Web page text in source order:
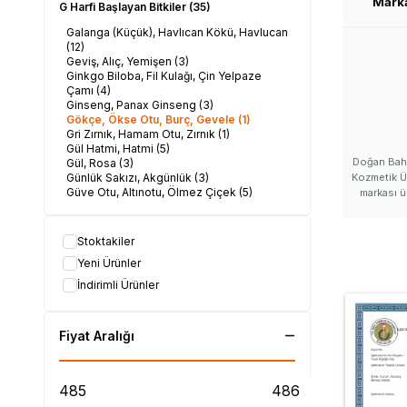
G Harfi Başlayan Bitkiler (35)
Galanga (Küçük), Havlıcan Kökü, Havlucan
(12)
Geviş, Alıç, Yemişen (3)
Ginkgo Biloba, Fil Kulağı, Çin Yelpaze
Çamı (4)
Ginseng, Panax Ginseng (3)
Gökçe, Ökse Otu, Burç, Gevele (1)
Gri Zırnık, Hamam Otu, Zırnık (1)
Gül Hatmi, Hatmi (5)
Gül, Rosa (3)
Günlük Sakızı, Akgünlük (3)
Güve Otu, Altınotu, Ölmez Çiçek (5)
Stoktakiler
Yeni Ürünler
İndirimli Ürünler
Fiyat Aralığı
Doğan
Kozmetik
markası
satan yer,
Doğan
Doğan
markası,
Doğan
zararlı
Baharat
ürünleri
satılır,
Baharat